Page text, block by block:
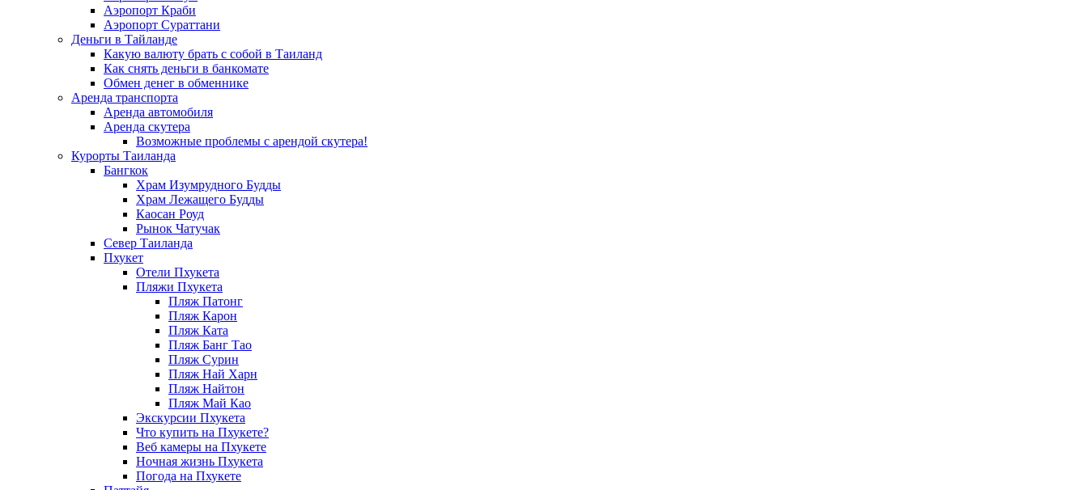
Аэропорт Краби
Аэропорт Сураттани
Деньги в Тайланде
Какую валюту брать с собой в Таиланд
Как снять деньги в банкомате
Обмен денег в обменнике
Аренда транспорта
Аренда автомобиля
Аренда скутера
Возможные проблемы с арендой скутера!
Курорты Таиланда
Бангкок
Храм Изумрудного Будды
Храм Лежащего Будды
Каосан Роуд
Рынок Чатучак
Север Таиланда
Пхукет
Отели Пхукета
Пляжи Пхукета
Пляж Патонг
Пляж Карон
Пляж Ката
Пляж Банг Тао
Пляж Сурин
Пляж Най Харн
Пляж Найтон
Пляж Май Као
Экскурсии Пхукета
Что купить на Пхукете?
Веб камеры на Пхукете
Ночная жизнь Пхукета
Погода на Пхукете